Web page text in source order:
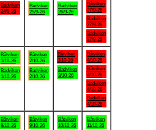
Badviken
24/9-26
Badviken
25/9-26
Badviken
26/9-26
Båtviken
27/9-26
Badviken
27/9-26
Badviken
27/9-26
Båtviken
1/10-26
Badviken
1/10-26
Båtviken
2/10-26
Badviken
2/10-26
Båtviken
3/10-26
Badviken
3/10-26
Båtviken
4/10-26
Båtviken
4/10-26
Badviken
4/10-26
Badviken
4/10-26
Båtviken
8/10-26
Båtviken
9/10-26
Båtviken
10/10-26
Båtviken
11/10-26